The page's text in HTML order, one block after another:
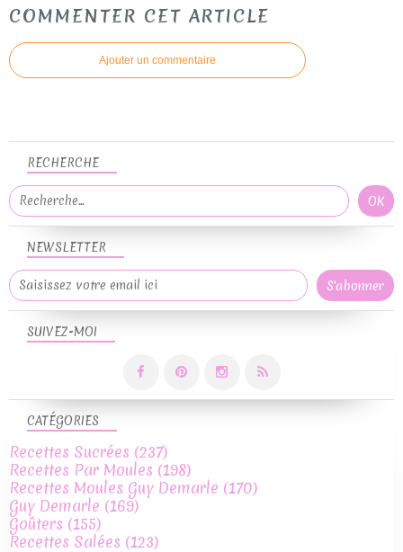
COMMENTER CET ARTICLE
Ajouter un commentaire
NEWSLETTER
SUIVEZ-MOI
RECHERCHE
CATÉGORIES
Recettes Sucrées (237)
Recettes Par Moules (198)
Recettes Moules Guy Demarle (170)
Guy Demarle (169)
Goûters (155)
Recettes Salées (123)